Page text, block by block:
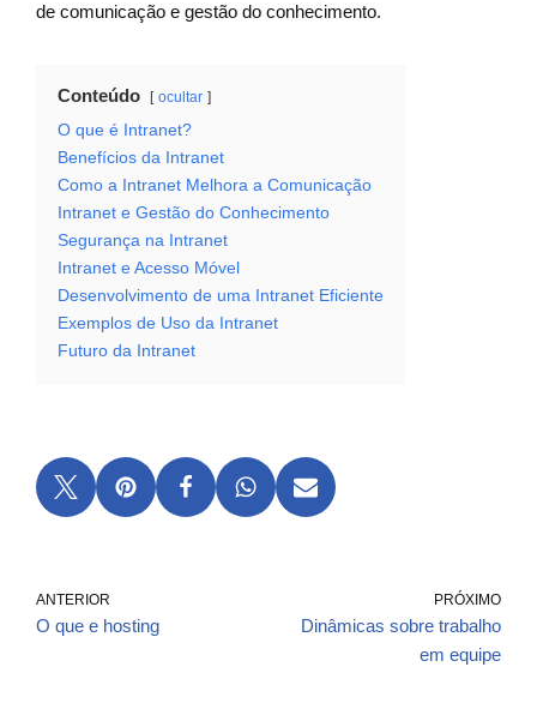
de comunicação e gestão do conhecimento.
Conteúdo ocultar
O que é Intranet?
Benefícios da Intranet
Como a Intranet Melhora a Comunicação
Intranet e Gestão do Conhecimento
Segurança na Intranet
Intranet e Acesso Móvel
Desenvolvimento de uma Intranet Eficiente
Exemplos de Uso da Intranet
Futuro da Intranet
ANTERIOR
O que e hosting
PRÓXIMO
Dinâmicas sobre trabalho
em equipe